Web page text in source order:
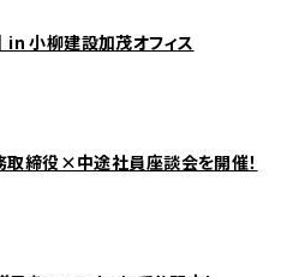
in 小柳建設加茂オフィス
取締役×中途社員座談会を開催！